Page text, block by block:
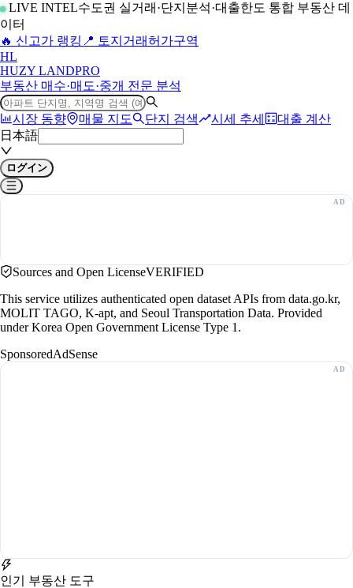
LIVE INTEL수도권 실거래·단지분석·대출한도 통합 부동산 데
이터
🔥 신고가 랭킹 📍 토지거래허가구역
HL
HUZY LANDPRO
부동산 매수·매도·중개 전문 분석
시장 동향 매물 지도 단지 검색 시세 추세
대출 계산
日本語
ログイン
Sources and Open LicenseVERIFIED
This service utilizes authenticated open dataset APIs from data.go.kr,
MOLIT TAGO, K-apt, and Seoul Transportation Data. Provided
under Korea Open Government License Type 1.
SponsoredAdSense
인기 부동산 도구